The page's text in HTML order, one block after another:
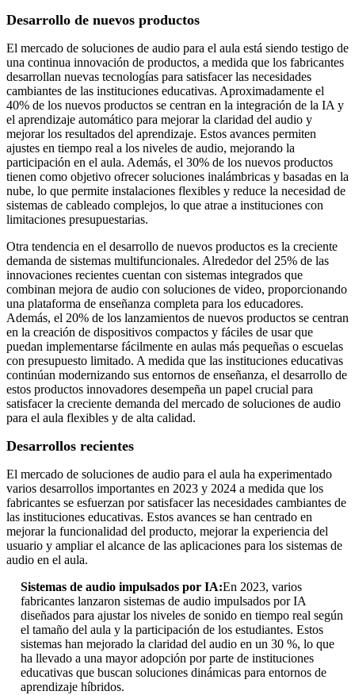
Desarrollo de nuevos productos
El mercado de soluciones de audio para el aula está siendo testigo de
una continua innovación de productos, a medida que los fabricantes
desarrollan nuevas tecnologías para satisfacer las necesidades
cambiantes de las instituciones educativas. Aproximadamente el
40% de los nuevos productos se centran en la integración de la IA y
el aprendizaje automático para mejorar la claridad del audio y
mejorar los resultados del aprendizaje. Estos avances permiten
ajustes en tiempo real a los niveles de audio, mejorando la
participación en el aula. Además, el 30% de los nuevos productos
tienen como objetivo ofrecer soluciones inalámbricas y basadas en la
nube, lo que permite instalaciones flexibles y reduce la necesidad de
sistemas de cableado complejos, lo que atrae a instituciones con
limitaciones presupuestarias.
Otra tendencia en el desarrollo de nuevos productos es la creciente
demanda de sistemas multifuncionales. Alrededor del 25% de las
innovaciones recientes cuentan con sistemas integrados que
combinan mejora de audio con soluciones de video, proporcionando
una plataforma de enseñanza completa para los educadores.
Además, el 20% de los lanzamientos de nuevos productos se centran
en la creación de dispositivos compactos y fáciles de usar que
puedan implementarse fácilmente en aulas más pequeñas o escuelas
con presupuesto limitado. A medida que las instituciones educativas
continúan modernizando sus entornos de enseñanza, el desarrollo de
estos productos innovadores desempeña un papel crucial para
satisfacer la creciente demanda del mercado de soluciones de audio
para el aula flexibles y de alta calidad.
Desarrollos recientes
El mercado de soluciones de audio para el aula ha experimentado
varios desarrollos importantes en 2023 y 2024 a medida que los
fabricantes se esfuerzan por satisfacer las necesidades cambiantes de
las instituciones educativas. Estos avances se han centrado en
mejorar la funcionalidad del producto, mejorar la experiencia del
usuario y ampliar el alcance de las aplicaciones para los sistemas de
audio en el aula.
Sistemas de audio impulsados ​​por IA:En 2023, varios
fabricantes lanzaron sistemas de audio impulsados ​​por IA
diseñados para ajustar los niveles de sonido en tiempo real según
el tamaño del aula y la participación de los estudiantes. Estos
sistemas han mejorado la claridad del audio en un 30 %, lo que
ha llevado a una mayor adopción por parte de instituciones
educativas que buscan soluciones dinámicas para entornos de
aprendizaje híbridos.